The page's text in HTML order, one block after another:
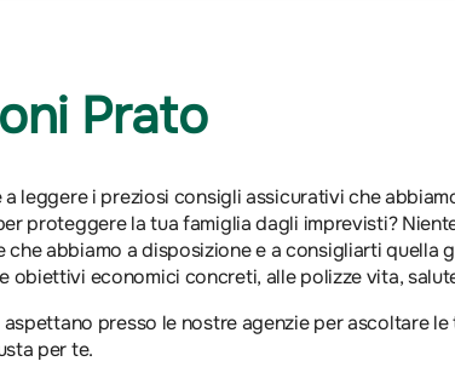
Prato
a leggere i preziosi consigli assicurativi che
proteggere la tua famiglia dagli imprevisti?
abbiamo a disposizione e a consigliarti quella
obiettivi economici concreti, alle polizze vita,
presso le nostre agenzie per ascoltare
per te.